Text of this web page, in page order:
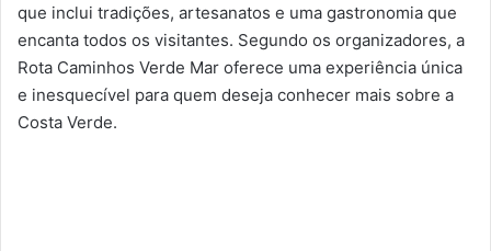
que inclui tradições, artesanatos e uma gastronomia que
encanta todos os visitantes. Segundo os organizadores, a
Rota Caminhos Verde Mar oferece uma experiência única
e inesquecível para quem deseja conhecer mais sobre a
Costa Verde.